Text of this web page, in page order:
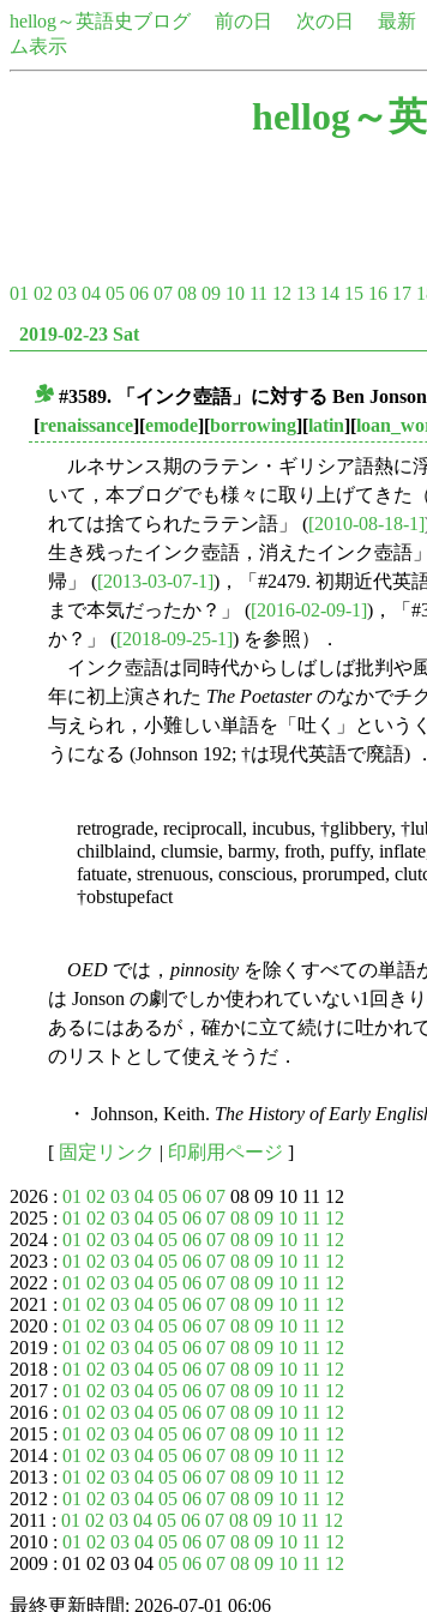
hellog～英語史ブログ 前の日 次の日 最新
ム表示
hellog～
01 02 03 04 05 06 07 08 09 10 11 12 13 14 15 16 17
2019-02-23 Sat
#3589. 「インク壺語」に対する Ben
[renaissance][emode][borrowing][latin][
ルネサンス期のラテン・ギリシア語熱に
いて，本ブログでも様々に取り上げてきた
れては捨てられたラテン語」 ([2010-08-18-1]
生き残ったインク壺語，消えたインク壺語
帰」 ([2013-03-07-1])，「#2479. 初期近代英
まで本気だったか？」 ([2016-02-09-1])，「
か？」 ([2018-09-25-1]) を参照）．
インク壺語は同時代からしばしば批判や
年に初上演された The Poetasterのなかでチ
与えられ，小難しい単語を「吐く」という
うになる (Johnson 192; †は現代英語で廃語) ．
retrograde, reciprocall, incubus, †glibbery,
chilblaind, clumsie, barmy, froth, puffy,
fatuate, strenuous, conscious, prorumped,
†obstupefact
OED では， pinnosity を除くすべての単語
は Jonson の劇でしか使われていない1回き
あるにはあるが，確かに立て続けに吐かれ
のリストとして使えそうだ．
・ Johnson, Keith. The History of Early
[ 固定リンク | 印刷用ページ ]
2026 : 01 02 03 04 05 06 07 08 09 10 11 12
2025 : 01 02 03 04 05 06 07 08 09 10 11 12
2024 : 01 02 03 04 05 06 07 08 09 10 11 12
2023 : 01 02 03 04 05 06 07 08 09 10 11 12
2022 : 01 02 03 04 05 06 07 08 09 10 11 12
2021 : 01 02 03 04 05 06 07 08 09 10 11 12
2020 : 01 02 03 04 05 06 07 08 09 10 11 12
2019 : 01 02 03 04 05 06 07 08 09 10 11 12
2018 : 01 02 03 04 05 06 07 08 09 10 11 12
2017 : 01 02 03 04 05 06 07 08 09 10 11 12
2016 : 01 02 03 04 05 06 07 08 09 10 11 12
2015 : 01 02 03 04 05 06 07 08 09 10 11 12
2014 : 01 02 03 04 05 06 07 08 09 10 11 12
2013 : 01 02 03 04 05 06 07 08 09 10 11 12
2012 : 01 02 03 04 05 06 07 08 09 10 11 12
2011 : 01 02 03 04 05 06 07 08 09 10 11 12
2010 : 01 02 03 04 05 06 07 08 09 10 11 12
2009 : 01 02 03 04 05 06 07 08 09 10 11 12
最終更新時間: 2026-07-01 06:06